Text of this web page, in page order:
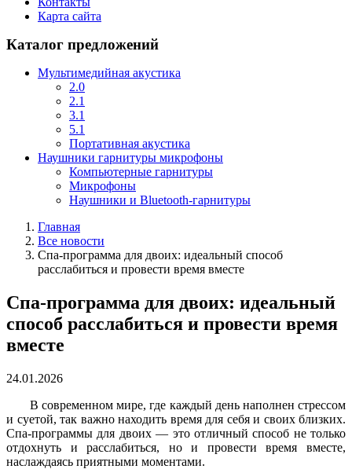
Карта сайта
Каталог предложений
Мультимедийная акустика
2.0
2.1
3.1
5.1
Портативная акустика
Наушники гарнитуры микрофоны
Компьютерные гарнитуры
Микрофоны
Наушники и Bluetooth-гарнитуры
Главная
Все новости
Спа-программа для двоих: идеальный способ
расслабиться и провести время вместе
Спа-программа для двоих: идеальный
способ расслабиться и провести время
вместе
24.01.2026
В современном мире, где каждый день наполнен стрессом
и суетой, так важно находить время для себя и своих близких.
Спа-программы для двоих — это отличный способ не только
отдохнуть и расслабиться, но и провести время вместе,
наслаждаясь приятными моментами.